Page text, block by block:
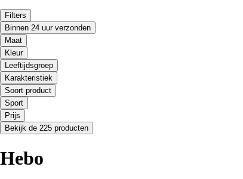
Filters
Binnen 24 uur verzonden
Maat
Kleur
Leeftijdsgroep
Karakteristiek
Soort product
Sport
Prijs
Bekijk de 225 producten
Hebo